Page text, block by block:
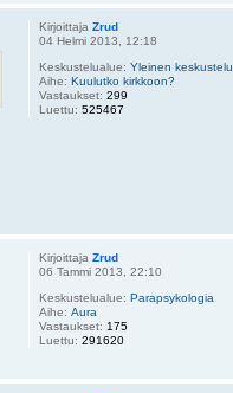
KirjoittajaZrud
04 Helmi 2013, 12:18
Keskustelualue:Yleinen keskustelu
Aihe:Kuulutko kirkkoon?
Vastaukset:299
Luettu:525467
KirjoittajaZrud
06 Tammi 2013, 22:10
Keskustelualue:Parapsykologia
Aihe:Aura
Vastaukset: 175
Luettu:291620